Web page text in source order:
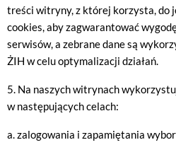
treści witryny, z której korzysta, do
cookies, aby zagwarantować
serwisów, a zebrane dane są
ŻIH w celu optymalizacji działań.
5. Na naszych witrynach
w następujących celach:
a. zalogowania i zapamiętania